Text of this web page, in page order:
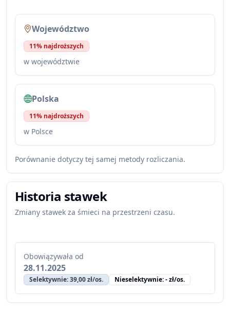
Województwo
11% najdroższych
w województwie
Polska
11% najdroższych
w Polsce
Porównanie dotyczy tej samej metody rozliczania.
Historia stawek
Zmiany stawek za śmieci na przestrzeni czasu.
Obowiązywała od
28.11.2025
Selektywnie: 39,00 zł/os. Nieselektywnie: - zł/os.